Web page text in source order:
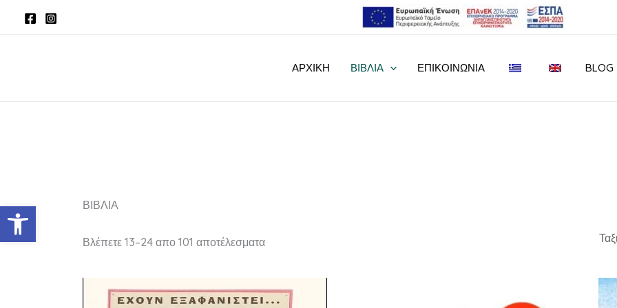
Ανοίξτε τη γραμμή εργαλείων
ΑΡΧΙΚΗ ΒΙΒΛΙΑ ΕΠΙΚΟΙΝΩΝΊΑ BLOG
ΒΙΒΛΙΑ
Βλέπετε 13–24 απο 101 αποτέλεσματα